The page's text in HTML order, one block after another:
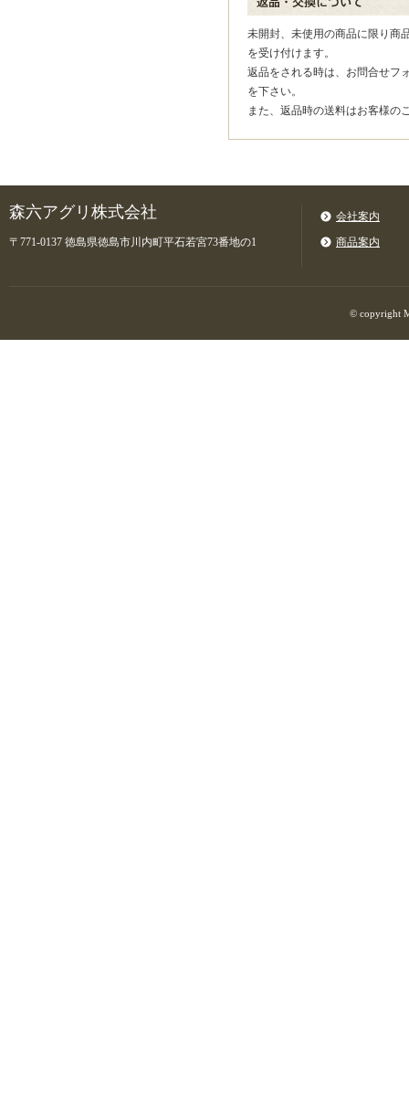
未開封、未使用の商品に限り商
を受け付けます。
返品をされる時は、お問合せフ
を下さい。
また、返品時の送料はお客様の
森六アグリ株式会社
〒771-0137 徳島県徳島市川内町平石若宮73番地の1
会社案内
商品案内
© copyright